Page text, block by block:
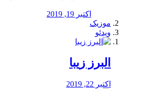
اکتبر 19, 2019
موزیک
ویدئو
البرز زیبا
اکتبر 22, 2019